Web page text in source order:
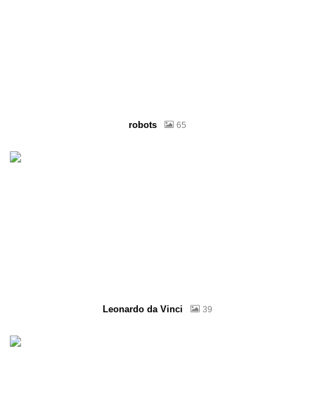
robots 65
Leonardo da Vinci 39